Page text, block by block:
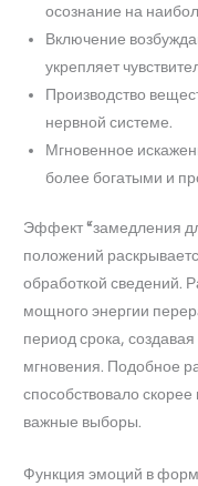
осознание на
Включение
укрепляет
Производство
нервной системе.
Мгновенное
более богатыми и
Эффект “замедления
положений
обработкой сведений.
мощного энергии
период срока, создавая
мгновения. Подобное
способствовало скорее
важные выборы.
Функция эмоций в